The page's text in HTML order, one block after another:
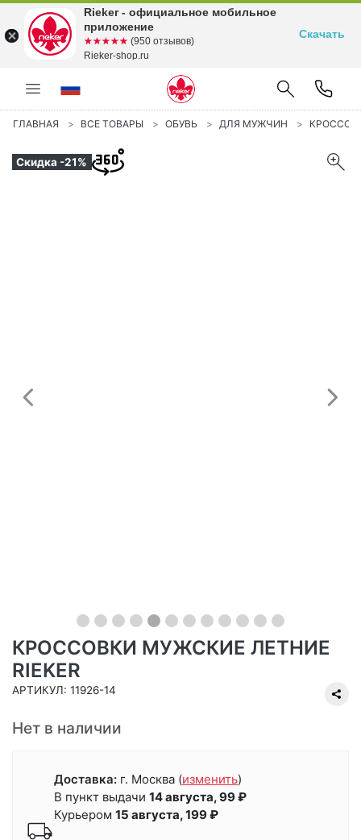
ГЛАВНАЯ ВСЕ ТОВАРЫ ОБУВЬ ДЛЯ МУЖЧИН
Скидка -21%
Предыдущий
КРОССОВКИ МУЖСКИЕ ЛЕТНИЕ
RIEKER
АРТИКУЛ: 11926-14
Нет в наличии
Доставка: г. Москва (изменить)
В пункт выдачи 14 августа, 99 ₽
Курьером 15 августа, 199 ₽
Rieker - официальное мобильное
приложение
☆☆☆☆☆
★★★★★ (950 отзывов)
Rieker-shop.ru
Скачать